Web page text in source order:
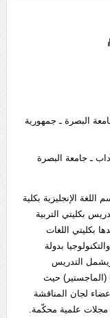
البصرة ـ جمهورية
ـ جامعة البصرة
الإنجليزية بكلية
عام 1981 ومن ثم التدريس بكليتي التربية
الفاتح في ليبيا منذ عام 1998 وبعدها بكليتي اللغات
بدولة
المتحدة اعتبارا من عام 2004. ويشمل التدريس
(الماجستير) حيث
لجان المناقشة
علمية محكّمة.